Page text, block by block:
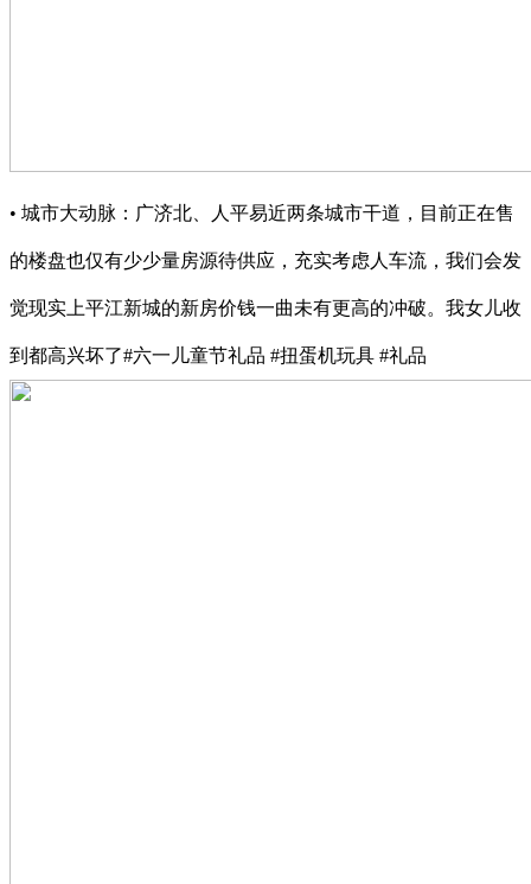
• 城市大动脉：广济北、人平易近两条城市干道，目前正在售
的楼盘也仅有少少量房源待供应，充实考虑人车流，我们会发
觉现实上平江新城的新房价钱一曲未有更高的冲破。我女儿收
到都高兴坏了#六一儿童节礼品 #扭蛋机玩具 #礼品